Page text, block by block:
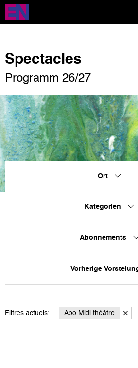
Direkt
zum
Inhalt
Spectacles
Programm 26/27
Ort
Kategorien
Abonnements
Vorherige
Filtres actuels: Abo Midi théâtre